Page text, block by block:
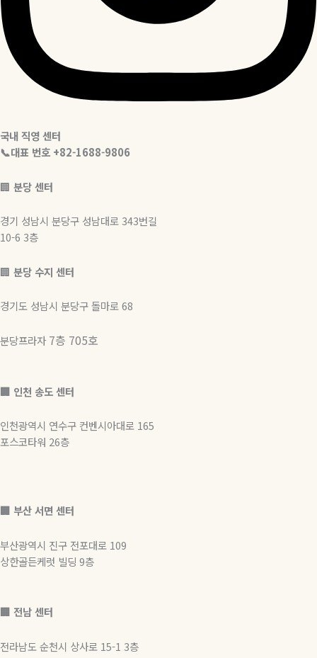
국내 직영 센터
📞대표 번호 +82-1688-9806
🏢 분당 센터
경기 성남시 분당구 성남대로 343번길
10-6 3층
🏢 분당 수지 센터
경기도 성남시 분당구 돌마로 68
분당프라자 7층 705호
🏢 인천 송도 센터
인천광역시 연수구 컨벤시아대로 165
포스코타워 26층
🏢 부산 서면 센터
부산광역시 진구 전포대로 109
상한골든케럿 빌딩 9층
🏢 전남 센터
전라남도 순천시 상사로 15-1 3층